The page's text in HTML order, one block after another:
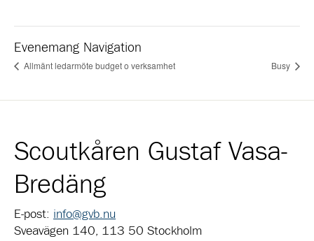
Evenemang Navigation
Allmänt ledarmöte budget o verksamhet Busy
Scoutkåren Gustaf Vasa-
Bredäng
E-post: info@gvb.nu
Sveavägen 140, 113 50 Stockholm